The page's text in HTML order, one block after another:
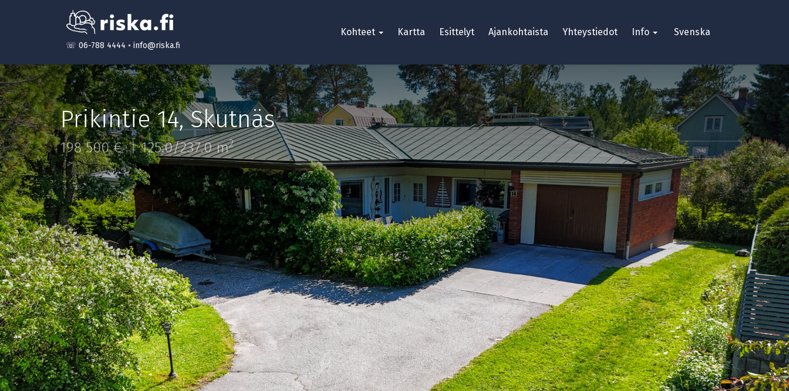
☏ 06-788 4444 • info@riska.fi
Kohteet Kartta Esittelyt Ajankohtaista Yhteystiedot Info Svenska
Prikintie 14,Skutnäs
198 500 € 125.0/237.0 m2